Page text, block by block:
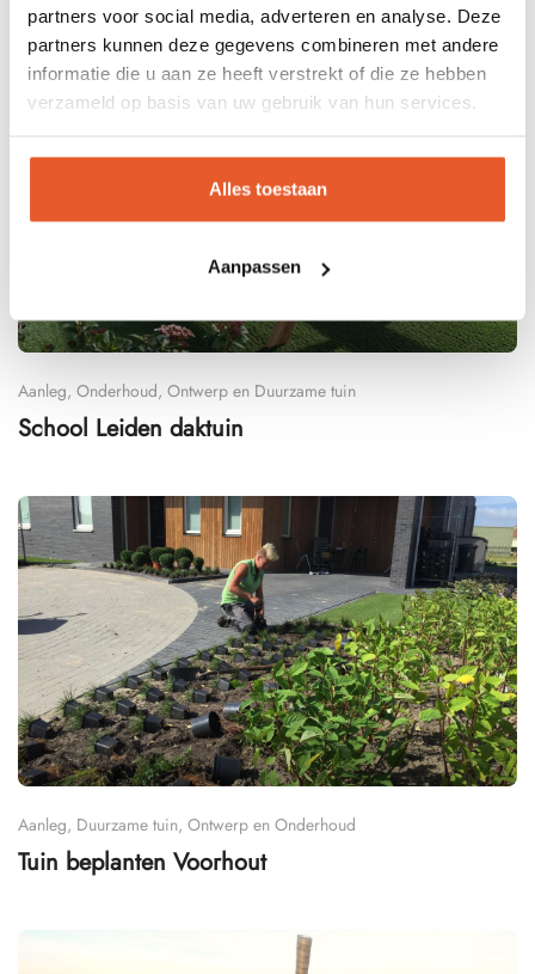
partners voor social media, adverteren en analyse. Deze
partners kunnen deze gegevens combineren met andere
informatie die u aan ze heeft verstrekt of die ze hebben
verzameld op basis van uw gebruik van hun services.
Alles toestaan
Aanpassen
Aanleg, Onderhoud, Ontwerp en Duurzame tuin
School Leiden daktuin
Aanleg, Duurzame tuin, Ontwerp en Onderhoud
Tuin beplanten Voorhout